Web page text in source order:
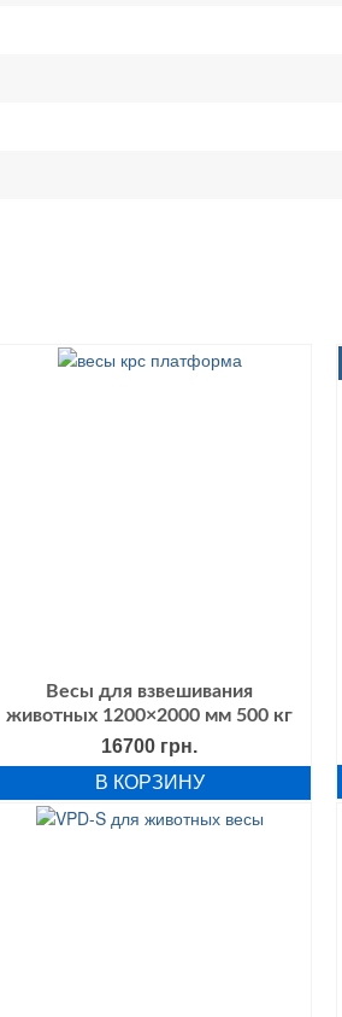
Весы для взвешивания
животных 1200×2000 мм 500 кг
16700 грн.
В КОРЗИНУ